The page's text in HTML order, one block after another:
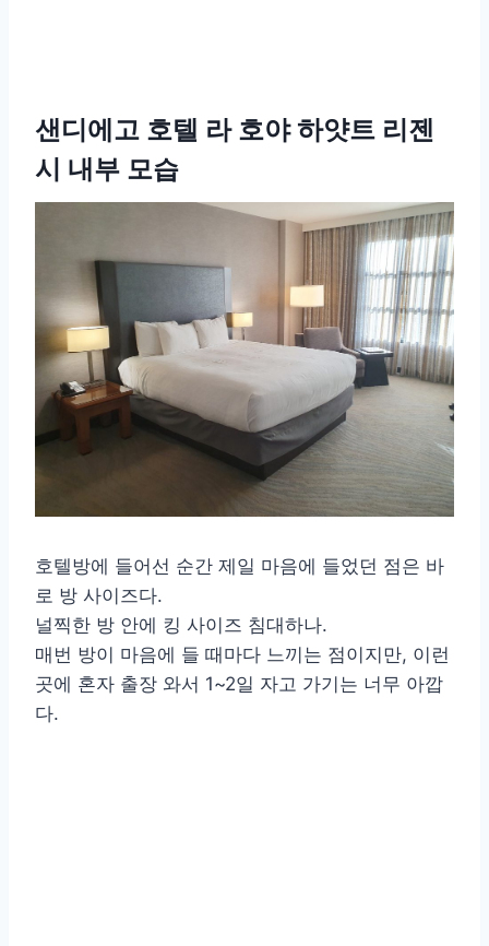
샌디에고 호텔 라 호야 하얏트 리젠
시 내부 모습
호텔방에 들어선 순간 제일 마음에 들었던 점은 바
로 방 사이즈다.
널찍한 방 안에 킹 사이즈 침대하나.
매번 방이 마음에 들 때마다 느끼는 점이지만, 이런
곳에 혼자 출장 와서 1~2일 자고 가기는 너무 아깝
다.